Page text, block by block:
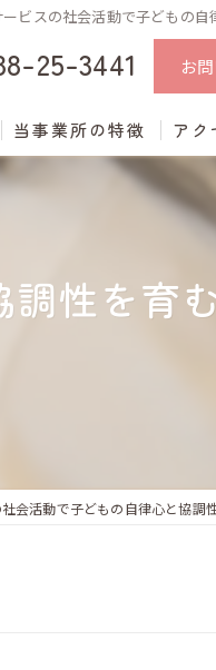
ビスの社会活動で子どもの
25-3441 お
当事業所の特徴
進学支援
アク
性を育
会活動で子どもの自律心と協調